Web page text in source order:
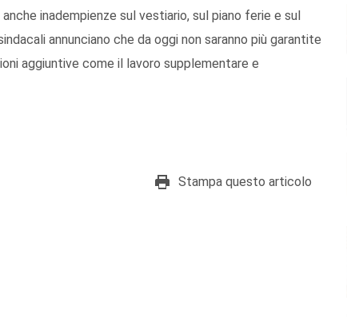
inadempienze sul vestiario, sul piano ferie e sul
annunciano che da oggi non saranno più garantite
aggiuntive come il lavoro supplementare e
Stampa questo articolo